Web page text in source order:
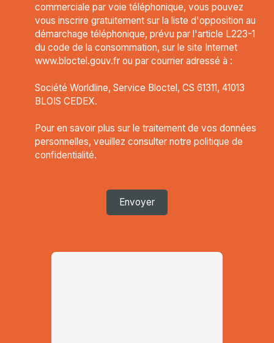
commerciale par voie téléphonique, vous pouvez
vous inscrire gratuitement sur la liste d'opposition au
démarchage téléphonique, prévu par l'article L223-1
du code de la consommation, sur le site Internet
www.bloctel.gouv.fr ou par courrier adressé à :
Société Worldline, Service Bloctel, CS 61311, 41013
BLOIS CEDEX.
Pour en savoir plus sur le traitement de vos données
personnelles, veuillez consulter notre politique de
confidentialité.
Envoyer